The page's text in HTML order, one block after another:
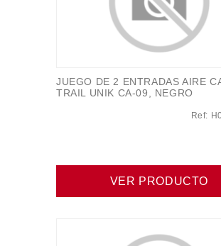
JUEGO DE 2 ENTRADAS AIRE
TRAIL UNIK CA-09, NEGRO
Ref:
VER PRODUCTO